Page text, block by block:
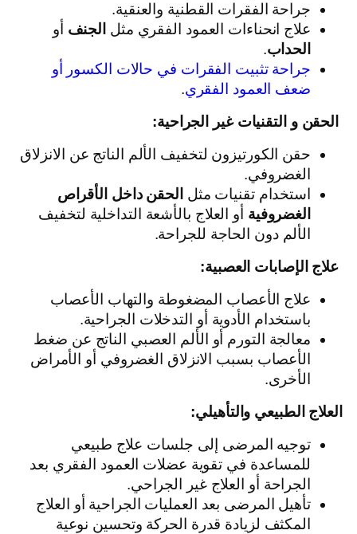
جراحة الفقرات القطنية والعنقية.
علاج انحناءات العمود الفقري مثل الجنف أو
الحداب.
جراحة تثبيت الفقرات في حالات الكسور أو
ضعف العمود الفقري.
الحقن و التقنيات غير الجراحية:
حقن الكورتيزون لتخفيف الألم الناتج عن الانزلاق
الغضروفي.
استخدام تقنيات مثل الحقن داخل الأقراص
الغضروفية أو العلاج بالأشعة التداخلية لتخفيف
الألم دون الحاجة للجراحة.
علاج الإصابات العصبية:
علاج الأعصاب المضغوطة والتهاب الأعصاب
باستخدام الأدوية أو التدخلات الجراحية.
معالجة التورم أو الألم العصبي الناتج عن ضغط
الأعصاب بسبب الانزلاق الغضروفي أو الأمراض
الأخرى.
العلاج الطبيعي والتأهيلي:
توجيه المرضى إلى جلسات علاج طبيعي
للمساعدة في تقوية عضلات العمود الفقري بعد
الجراحة أو العلاج غير الجراحي.
تأهيل المرضى بعد العمليات الجراحية أو العلاج
المكثف لزيادة قدرة الحركة وتحسين نوعية